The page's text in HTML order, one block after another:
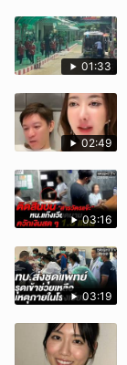
01:33
02:49
03:16
03:19